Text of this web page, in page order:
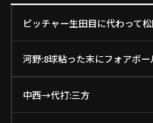
ピッチャー生田目に代わって
河野:8球粘った末にフォアボ
中西→代打:三方